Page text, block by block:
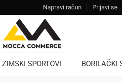
Napravi račun Prijavi se
ZIMSKI SPORTOVI BORILAČKI